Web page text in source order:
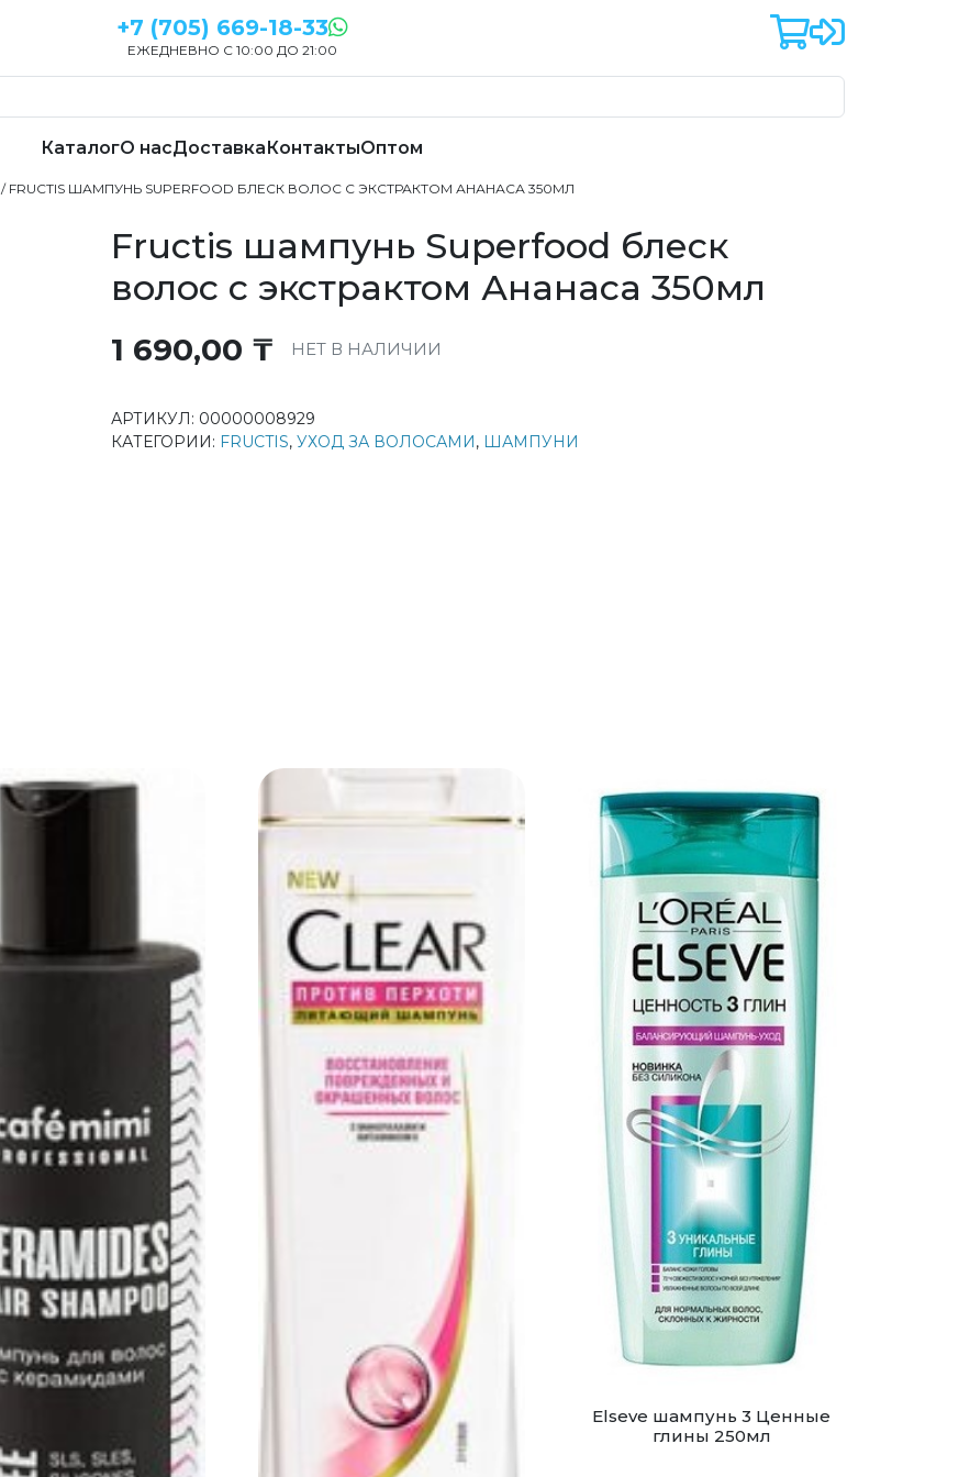
+7 (705) 669-18-33
ЕЖЕДНЕВНО С 10:00 ДО 21:00
КаталогО насДоставкаКонтактыОптом
/ FRUCTIS ШАМПУНЬ SUPERFOOD БЛЕСК ВОЛОС С ЭКСТРАКТОМ АНАНАСА 350МЛ
Fructis шампунь Superfood блеск
волос с экстрактом Ананаса 350мл
1 690,00 ₸ НЕТ В НАЛИЧИИ
АРТИКУЛ: 00000008929
КАТЕГОРИИ: FRUCTIS, УХОД ЗА ВОЛОСАМИ, ШАМПУНИ
Elseve шампунь 3 Ценные
глины 250мл